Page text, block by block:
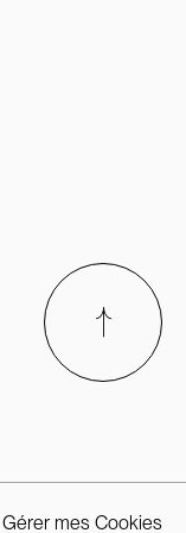
Gérer mes Cookies